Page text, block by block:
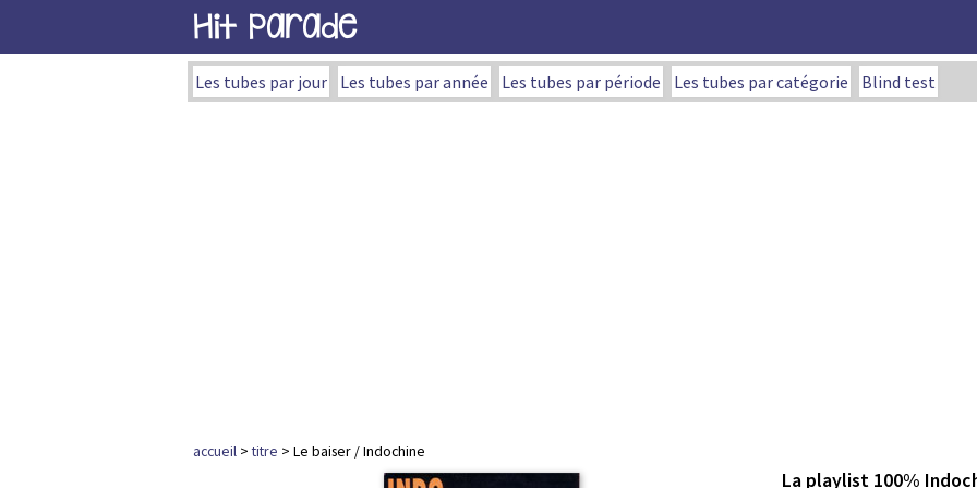
Hit Parade
Les tubes par jour Les tubes par année Les tubes par période Les tubes par catégorie Blind test
accueil >titre > Le baiser / Indochine
La playlist 100%